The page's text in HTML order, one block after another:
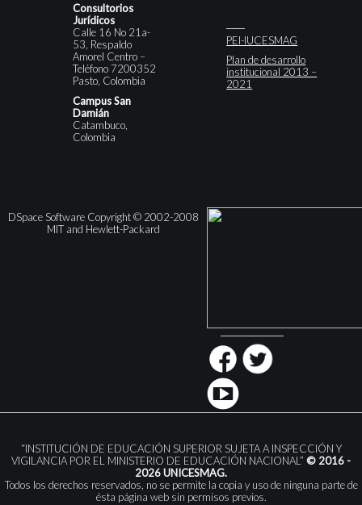
Consultorios
Jurídicos
Calle 16 No 21a-
53, Respaldo
Amorel Centro –
Teléfono 7200352
Pasto, Colombia
Campus San
Damián
Catambuco,
Colombia
PEI-IUCESMAG
Plan de desarrollo
institucional 2013 –
2021
DSpace Software Copyright © 2002-2008
MIT and Hewlett-Packard
“INSTITUCIÓN DE EDUCACIÓN SUPERIOR SUJETA A INSPECCIÓN Y
VIGILANCIA POR EL MINISTERIO DE EDUCACIÓN NACIONAL” © 2016 -
2026 UNICESMAG.
Todos los derechos reservados, no se permite la copia y uso de ninguna parte de
ésta página web sin permisos previos.